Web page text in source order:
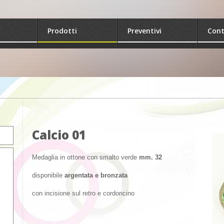
Prodotti Preventivi
Calcio 01
Medaglia in ottone con smalto verde mm. 32
disponibileargentata e bronzata
con incisione sul retro e cordoncino